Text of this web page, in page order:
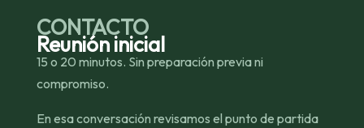
CONTACTO
Reunión inicial
15 o 20 minutos. Sin preparación previa ni
compromiso.
En esa conversación revisamos el punto de partida